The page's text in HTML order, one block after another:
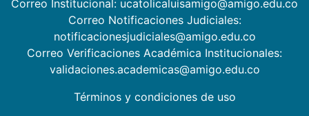
Correo Institucional: ucatolicaluisamigo@amigo.edu.co
Correo Notificaciones Judiciales:
notificacionesjudiciales@amigo.edu.co
Correo Verificaciones Académica Institucionales:
validaciones.academicas@amigo.edu.co
Términos y condiciones de uso